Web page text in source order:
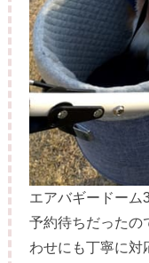
エアバギードーム
予約待ちだったの
わせにも丁寧に対